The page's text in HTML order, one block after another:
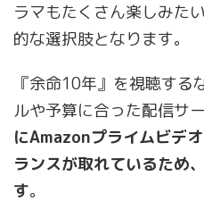
ラマもたくさん楽しみた
的な選択肢となります。
『余命10年』を視聴する
ルや予算に合った配信サ
にAmazonプライムビデ
ランスが取れているため
す。